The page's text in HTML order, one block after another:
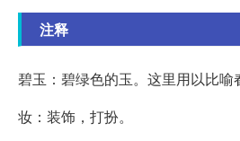
注释
碧玉：碧绿色的玉。这里用以比喻
妆：装饰，打扮。